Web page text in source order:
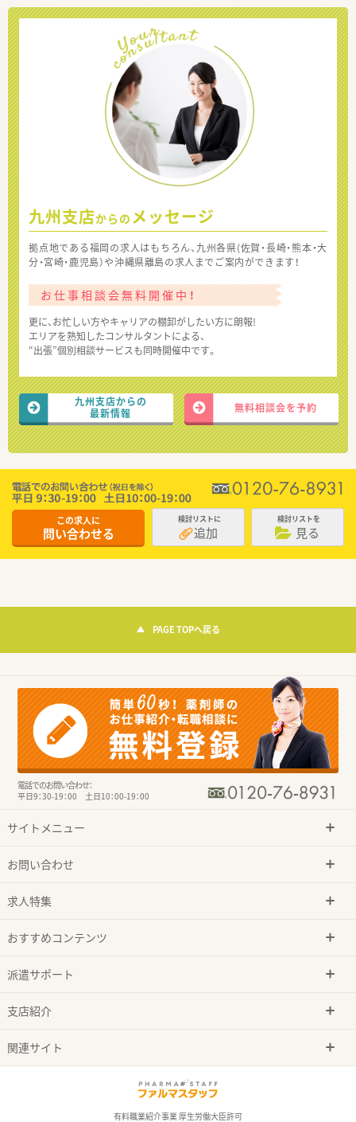
九州支店からの メッセージ
拠点地である福岡の求人はもちろん、九州各県(佐賀・長崎・熊本・大
分・宮崎・鹿児島）や沖縄県離島の求人までご案内ができます！
お仕事相談会無料開催中！
更に、お忙しい方やキャリアの棚卸がしたい方に朗報!
エリアを熟知したコンサルタントによる、
“出張”個別相談サービスも同時開催中です。
九州支店からの
最新情報
無料相談会を予約
この求人に
問い合わせる
検討リストに
追加
検討リストを
見る
PAGE TOPへ戻る
電話でのお問い合わせ：
平日9：30-19：00 土日10：00-19：00
サイトメニュー
お問い合わせ
求人特集
おすすめコンテンツ
派遣サポート
支店紹介
関連サイト
有料職業紹介事業 厚生労働大臣許可